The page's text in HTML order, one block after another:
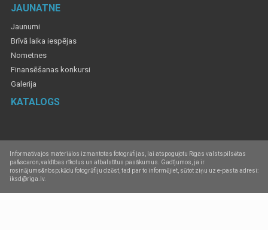
JAUNATNE
Jaunumi
Brīvā laika iespējas
Nometnes
Finansēšanas konkursi
Galerija
KATALOGS
Informatīvajos materiālos izmantotas fotogrāfijas, lai atspoguļotu Rīgas valstspilsētas
pa&scaron;valdības rīkotus un atbalstītus pasākumus. Gadījumos, ja ir
rosinājums&nbsp;kādu fotogrāfiju dzēst, tad par to informējiet, sūtot ziņu uz e-pasta adresi:
iksd@riga.lv.